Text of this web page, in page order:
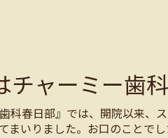
ャーミー歯
春日部』では、開院以来、
いりました。お口のことで